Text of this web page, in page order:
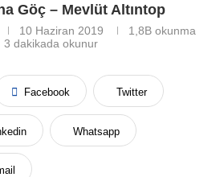
Göç – Mevlüt Altıntop
10 Haziran 2019 1,8Bokunma
3 dakikada okunur
Facebook Twitter
Whatsapp